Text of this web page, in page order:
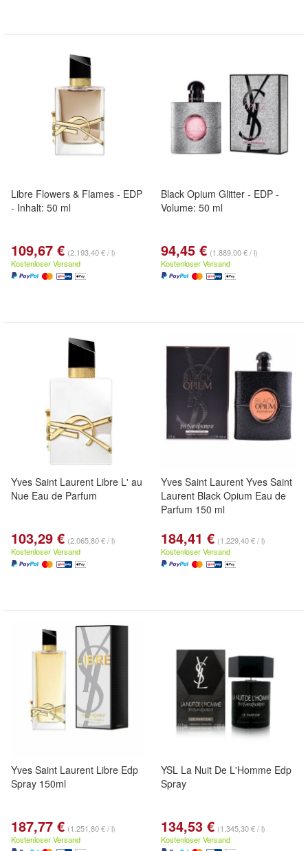
Libre Flowers & Flames - EDP
- Inhalt: 50 ml
109,67 € (2.193,40 € / l)
Kostenloser Versand
Black Opium Glitter - EDP -
Volume: 50 ml
94,45 € (1.889,00 € / l)
Kostenloser Versand
Yves Saint Laurent Libre L' au
Nue Eau de Parfum
103,29 € (2.065,80 € / l)
Kostenloser Versand
Yves Saint Laurent Yves Saint
Laurent Black Opium Eau de
Parfum 150 ml
184,41 € (1.229,40 € / l)
Kostenloser Versand
Yves Saint Laurent Libre Edp
Spray 150ml
187,77 € (1.251,80 € / l)
Kostenloser Versand
YSL La Nuit De L'Homme Edp
Spray
134,53 € (1.345,30 € / l)
Kostenloser Versand